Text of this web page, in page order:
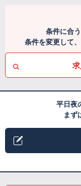
条件に合
条件を変更して
平日夜
まず